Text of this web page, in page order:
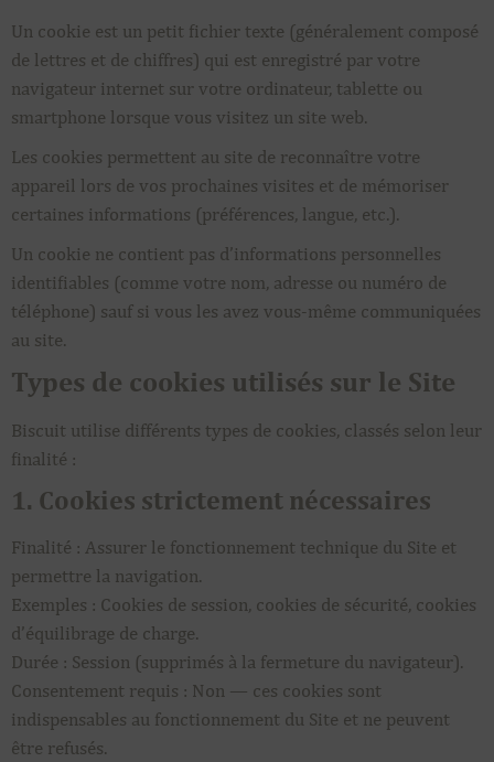
Un cookie est un petit fichier texte (généralement composé
de lettres et de chiffres) qui est enregistré par votre
navigateur internet sur votre ordinateur, tablette ou
smartphone lorsque vous visitez un site web.
Les cookies permettent au site de reconnaître votre
appareil lors de vos prochaines visites et de mémoriser
certaines informations (préférences, langue, etc.).
Un cookie ne contient pas d’informations personnelles
identifiables (comme votre nom, adresse ou numéro de
téléphone) sauf si vous les avez vous-même communiquées
au site.
Types de cookies utilisés sur le Site
Biscuit utilise différents types de cookies, classés selon leur
finalité :
1. Cookies strictement nécessaires
Finalité : Assurer le fonctionnement technique du Site et
permettre la navigation.
Exemples : Cookies de session, cookies de sécurité, cookies
d’équilibrage de charge.
Durée : Session (supprimés à la fermeture du navigateur).
Consentement requis : Non — ces cookies sont
indispensables au fonctionnement du Site et ne peuvent
être refusés.